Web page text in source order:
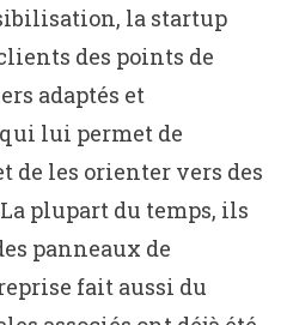
la startup
des points de
adaptés et
lui permet de
de les orienter vers des
plupart du temps, ils
panneaux de
fait aussi du